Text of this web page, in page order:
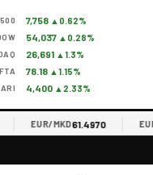
7,758 ▲0.62%
54,037 ▲0.28%
26,691 ▲1.3%
78.18 ▲1.15%
ARI 4,400 ▲2.33%
EUR/MKD61.4970 EUR/